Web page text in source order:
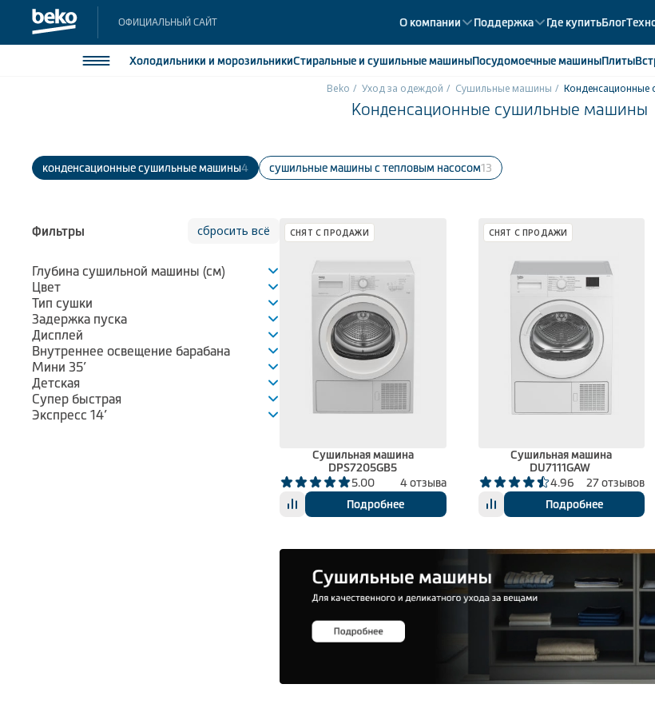
ОФИЦИАЛЬНЫЙ САЙТ О компании Поддержка Где купитьБлог
Холодильники и морозильникиСтиральные и сушильные машиныПосудомоечныемашиныПлиты
Посудомоечные машины
Встраиваемая техника
Холодильники358
Морозильные лари2
Встраиваемые холодильники14
Beko Уход за одеждой Сушильные машины
Конденсационные сушильные машины
Конденсационные сушильные машины4 Сушильные машины с тепловым насосом 13
Фильтры сбросить всё
Глубина сушильной машины (см)
Цвет
Тип сушки
Задержка пуска
Дисплей
Внутреннее освещение барабана
Мини 35’
Детская
Супер быстрая
Экспресс 14’
СНЯТ С ПРОДАЖИ
Сушильная машина
DPS7205GB5
5.00
4 отзыва
Подробнее
СНЯТ С ПРОДАЖИ
Сушильная машина
DU7111GAW
4.96
27 отзывов
Подробнее